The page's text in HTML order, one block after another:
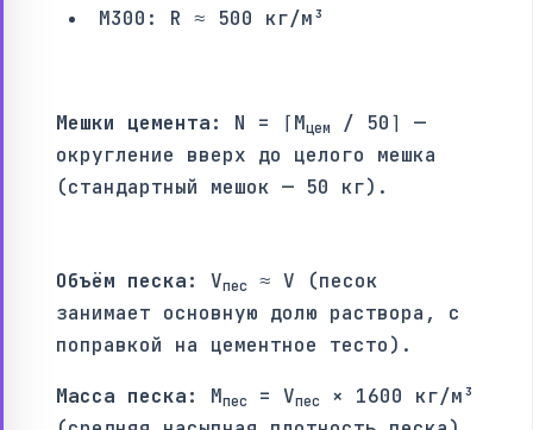
М300: R ≈ 500 кг/м³
Мешки цемента: N = ⌈Mцем
/ 50⌉ —
округление вверх до целого мешка
(стандартный мешок — 50 кг).
Объём песка: Vпес
≈ V (песок
занимает основную долю раствора, с
поправкой на цементное тесто).
Масса песка: Mпес = Vпес
× 1600 кг/м³